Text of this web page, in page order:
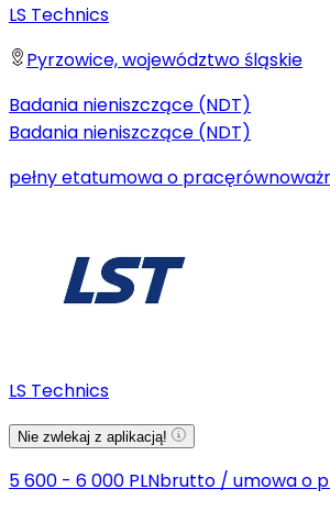
LS Technics
Pyrzowice, województwo śląskie
Badania nieniszczące (NDT)
Badania nieniszczące (NDT)
pełny etatumowa o pracę
LS Technics
Nie zwlekaj z aplikacją!
5 600 - 6 000 PLNbrutto / umowa o